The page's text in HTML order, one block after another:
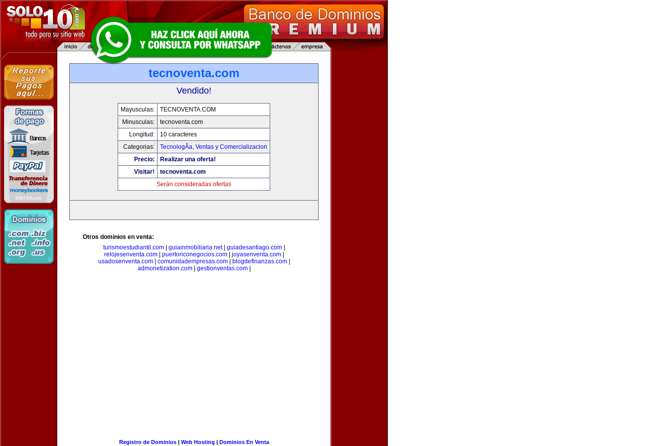
tecnoventa.com
Vendido!
Mayusculas:
TECNOVENTA.COM
Minusculas:
tecnoventa.com
Longitud:
10 caracteres
Categorias:
TecnologÃ­a, Ventas y Comercializacion
Precio:
Realizar una oferta!
Visitar!
tecnoventa.com
Serán consideradas ofertas
Otros dominios en venta:
turismoestudiantil.com| guiainmobiliaria.net| guiadesantiago.com|
relojesenventa.com| puertoriconegocios.com| joyasenventa.com|
usadosenventa.com| comunidadempresas.com| blogdefinanzas.com|
admonetization.com| gestionventas.com|
Registro de Dominios| Web Hosting | Dominios En Venta